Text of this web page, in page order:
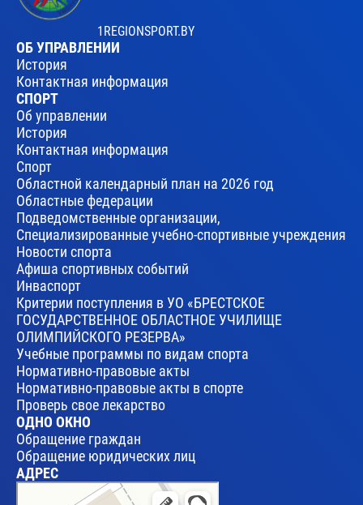
1REGIONSPORT.BY
ОБ УПРАВЛЕНИИ
История
Контактная информация
СПОРТ
Об управлении
История
Контактная информация
Спорт
Областной календарный план на 2026 год
Областные федерации
Подведомственные организации,
Специализированные учебно-спортивные учреждения
Новости спорта
Афиша спортивных событий
Инваспорт
Критерии поступления в УО «БРЕСТСКОЕ
ГОСУДАРСТВЕННОЕ ОБЛАСТНОЕ УЧИЛИЩЕ
ОЛИМПИЙСКОГО РЕЗЕРВА»
Учебные программы по видам спорта
Нормативно-правовые акты
Нормативно-правовые акты в спорте
Проверь свое лекарство
ОДНО ОКНО
Обращение граждан
Обращение юридических лиц
АДРЕС
Брест
Улица Леваневского, 17 — Яндекс Карты